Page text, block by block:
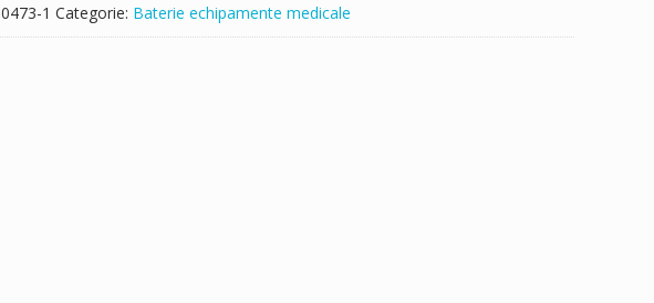
1 Categorie: Baterie echipamente medicale